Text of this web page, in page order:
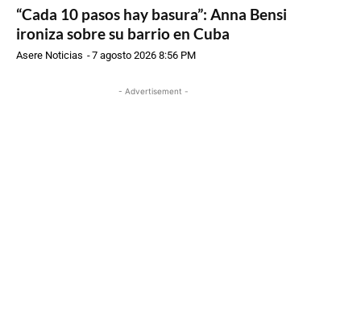
“Cada 10 pasos hay basura”: Anna Bensi
ironiza sobre su barrio en Cuba
Asere Noticias -7 agosto 2026 8:56 PM
- Advertisement -